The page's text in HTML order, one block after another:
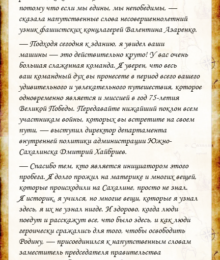
потому что если мы едины, мы непобедимы, —
сказала напутственные слова несовершеннолетний
узник фашистских концлагерей Валентина Азаренко.
— Подходя сегодня к зданию, я увидел ваши
машины — это действительно круто! У вас очень
большая слаженная команда. Я уверен, что весь
ваш командный дух вы пронесете в период всего вашего
удивительного и увлекательного путешествия, которое
одновременно является и миссией в год 75-летия
Великой Победы. Передавайте нижайший поклон всем
участникам войны, которых вы встретите на своем
пути, — выступил директор департамента
внутренней политики администрации Южно-
Сахалинска Дмитрий Хайбриев.
— Спасибо тем, кто является инициатором этого
пробега. Я долго прожил на материке и многих вещей,
которые происходили на Сахалине, просто не знал.
Я историк, я учился, но многие вещи, которые я узнал
здесь, я их не узнал нигде. И здорово, когда люди
поедут и расскажут все, что было здесь, и как люди
героически сражались для того, чтобы освободить
Родину, — присоединился к напутственным словам
заместитель председателя правительства